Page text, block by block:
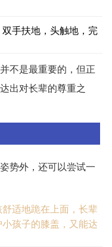
手扶地，头触地，完
不是最重要的，但正
出对长辈的尊重之
势外，还可以尝试一
适地跪在上面，长辈
孩子的膝盖，又能达